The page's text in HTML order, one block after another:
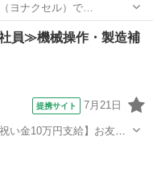
ヨナクセル）で…
員≫機械操作・製造補
提携サイト 7月21日
い金10万円支給】お友達